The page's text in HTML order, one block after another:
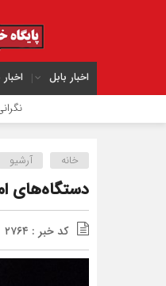
اخبار بابل
نگرانی بابت
خانه آرشیو
دستگاه‌های
کد خبر : ۲۷۶۴